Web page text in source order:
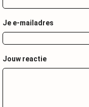
Je e-mailadres
Jouw reactie